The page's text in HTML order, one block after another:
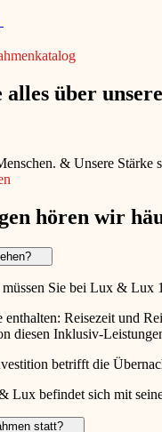
über
& Unsere Stärke
hören wir
Sie bei Lux & Lux
Reisezeit und
diesen Inklusiv-
betrifft die
Lux befindet sich mit
statt?